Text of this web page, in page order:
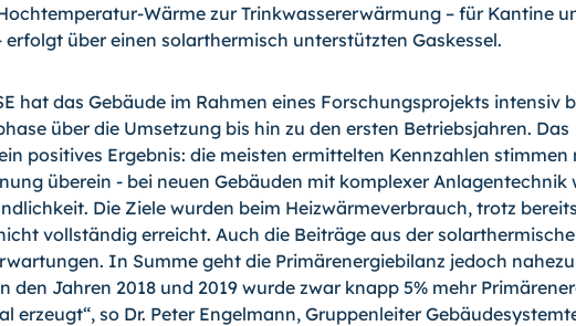
Wärme zur Trinkwassererwärmung – für Kantine
über einen solarthermisch unterstützten Gaskessel.
hat das Gebäude im Rahmen eines Forschungsprojekts intensiv
über die Umsetzung bis hin zu den ersten Betriebsjahren. Das
positives Ergebnis: die meisten ermittelten Kennzahlen stimmen
überein - bei neuen Gebäuden mit komplexer Anlagentechnik
Die Ziele wurden beim Heizwärmeverbrauch, trotz
vollständig erreicht. Auch die Beiträge aus der
In Summe geht die Primärenergiebilanz jedoch nahezu
den Jahren 2018 und 2019 wurde zwar knapp 5% mehr
erzeugt“, so Dr. Peter Engelmann, Gruppenleiter